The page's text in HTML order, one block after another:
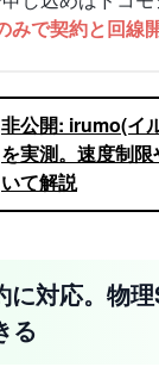
みで契約と回線
非公開: irumo(イ
を実測。速度制
いて解説
に対応。物
る